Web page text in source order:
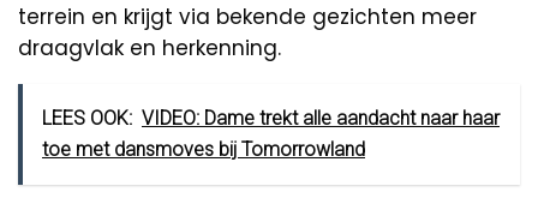
terrein en krijgt via bekende gezichten meer
draagvlak en herkenning.
LEES OOK: VIDEO: Dame trekt alle aandacht naar haar
toe met dansmoves bij Tomorrowland